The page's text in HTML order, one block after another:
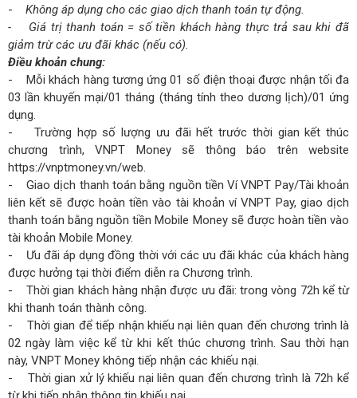
- Không áp dụng cho các giao dịch thanh toán tự động.
- Giá trị thanh toán = số tiền khách hàng thực trả sau khi đã
giảm trừ các ưu đãi khác (nếu có).
Điều khoản chung:
- Mỗi khách hàng tương ứng 01 số điện thoại được nhận tối đa
03 lần khuyến mại/01 tháng (tháng tính theo dương lịch)/01 ứng
dụng.
- Trường hợp số lượng ưu đãi hết trước thời gian kết thúc
chương trình, VNPT Money sẽ thông báo trên website
https://vnptmoney.vn/web.
- Giao dịch thanh toán bằng nguồn tiền Ví VNPT Pay/Tài khoản
liên kết sẽ được hoàn tiền vào tài khoản ví VNPT Pay, giao dịch
thanh toán bằng nguồn tiền Mobile Money sẽ được hoàn tiền vào
tài khoản Mobile Money.
- Ưu đãi áp dụng đồng thời với các ưu đãi khác của khách hàng
được hưởng tại thời điểm diễn ra Chương trình.
- Thời gian khách hàng nhận được ưu đãi: trong vòng 72h kể từ
khi thanh toán thành công.
- Thời gian để tiếp nhận khiếu nại liên quan đến chương trình là
02 ngày làm việc kể từ khi kết thúc chương trình. Sau thời hạn
này, VNPT Money không tiếp nhận các khiếu nại.
- Thời gian xử lý khiếu nại liên quan đến chương trình là 72h kể